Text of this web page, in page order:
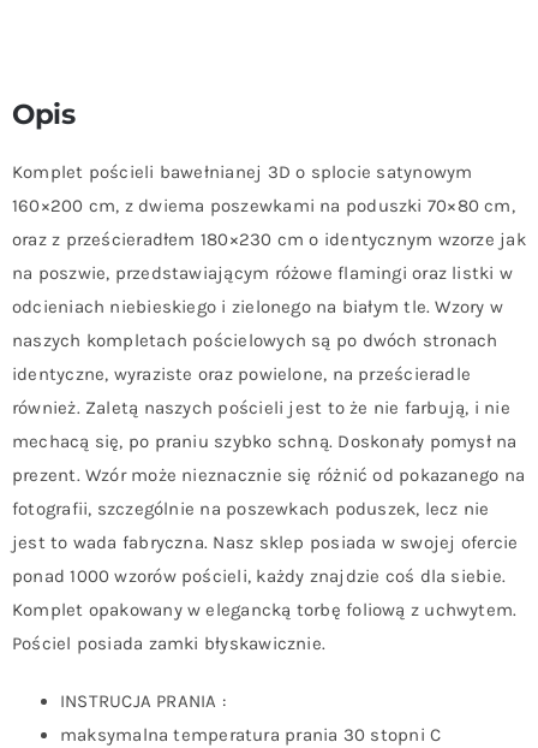
Opis
Komplet pościeli bawełnianej 3D o splocie satynowym
160×200 cm, z dwiema poszewkami na poduszki 70×80 cm,
oraz z prześcieradłem 180×230 cm o identycznym wzorze jak
na poszwie, przedstawiającym różowe flamingi oraz listki w
odcieniach niebieskiego i zielonego na białym tle. Wzory w
naszych kompletach pościelowych są po dwóch stronach
identyczne, wyraziste oraz powielone, na prześcieradle
również. Zaletą naszych pościeli jest to że nie farbują, i nie
mechacą się, po praniu szybko schną. Doskonały pomysł na
prezent. Wzór może nieznacznie się różnić od pokazanego na
fotografii, szczególnie na poszewkach poduszek, lecz nie
jest to wada fabryczna. Nasz sklep posiada w swojej ofercie
ponad 1000 wzorów pościeli, każdy znajdzie coś dla siebie.
Komplet opakowany w elegancką torbę foliową z uchwytem.
Pościel posiada zamki błyskawicznie.
INSTRUCJA PRANIA :
maksymalna temperatura prania 30 stopni C